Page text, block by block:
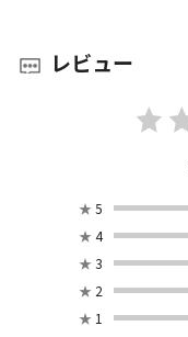
レビュー
★ 5
★ 4
★ 3
★ 2
★ 1